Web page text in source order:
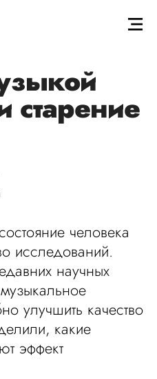
старение
человека
исследований.
научных
улучшить качество
какие
эффект